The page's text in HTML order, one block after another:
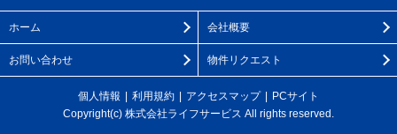
ホーム 会社概要
お問い合わせ 物件リクエスト
個人情報 利用規約 アクセスマップ
PCサイト
Copyright(c) 株式会社ライフサービス All rights reserved.